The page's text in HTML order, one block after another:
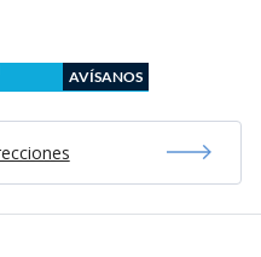
AVÍSANOS